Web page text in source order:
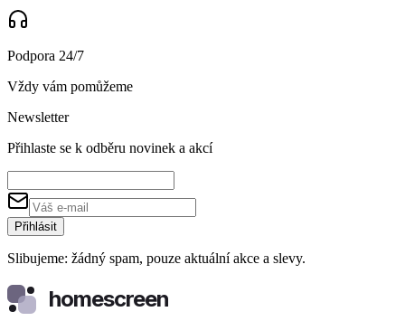
Podpora 24/7
Vždy vám pomůžeme
Newsletter
Přihlaste se k odběru novinek a akcí
Přihlásit
Slibujeme: žádný spam, pouze aktuální akce a slevy.
homescreen